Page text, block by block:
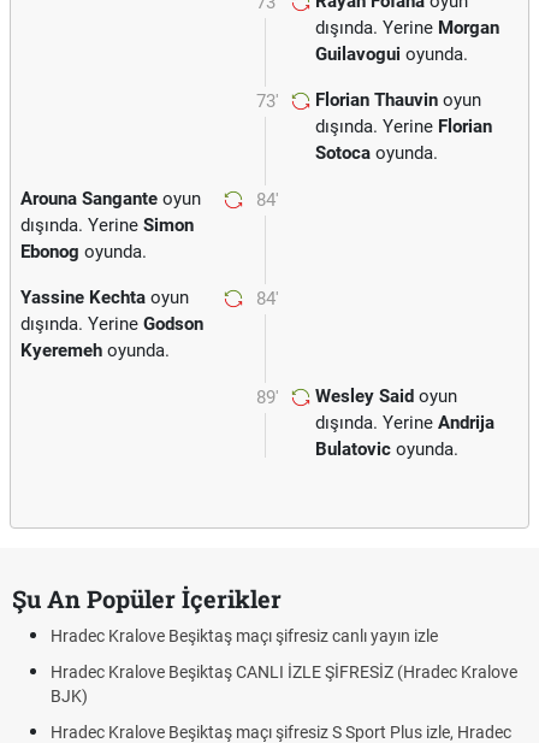
dışında. Yerine Morgan
Guilavogui oyunda.
73' Florian Thauvin oyun
dışında. Yerine Florian
Sotoca oyunda.
84'
Arouna Sangante oyun
dışında. Yerine Simon
Ebonog oyunda.
84'
Yassine Kechta oyun
dışında. Yerine Godson
Kyeremeh oyunda.
89' Wesley Said oyun
dışında. Yerine Andrija
Bulatovic oyunda.
Şu An Popüler İçerikler
Hradec Kralove Beşiktaş maçı şifresiz canlı yayın izle
Hradec Kralove Beşiktaş CANLI İZLE ŞİFRESİZ (Hradec Kralove
BJK)
Hradec Kralove Beşiktaş maçı şifresiz S Sport Plus izle, Hradec